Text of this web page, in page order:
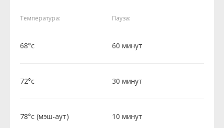
Температура: Пауза:
68°c 60 минут
72°c 30 минут
78°c (мэш-аут) 10 минут